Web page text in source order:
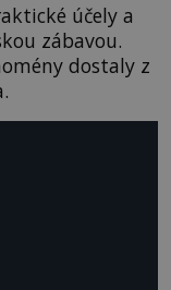
účely a
zábavou.
dostaly z